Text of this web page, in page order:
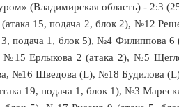
(Владимирская область) - 2:3
15, подача 2, блок 2), №12
подача 1, блок 5), №4 Филиппова
Ерлыкова 2 (атака 2), №5
№16 Шведова (L), №18 Будилова
19, подача 1, блок 1), №3